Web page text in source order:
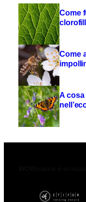
Come
Come
A cosa